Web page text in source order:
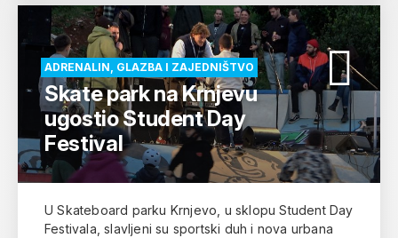
ADRENALIN, GLAZBA I ZAJEDNIŠTVO
Skate park na Krnjevu
ugostio Student Day
Festival
U Skateboard parku Krnjevo, u sklopu Student Day
Festivala, slavljeni su sportski duh i nova urbana